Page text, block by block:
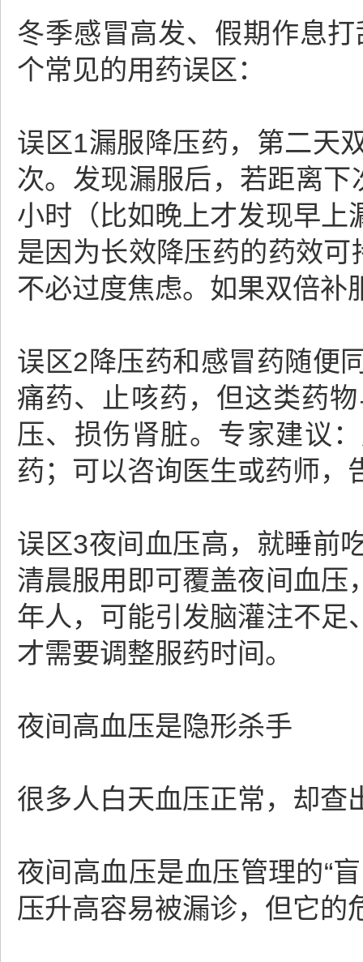
冬季感冒高发、假期作息
个常见的用药误区：
误区1漏服降压药，第二天
次。发现漏服后，若距离
小时（比如晚上才发现早上
是因为长效降压药的药效
不必过度焦虑。如果双倍补
误区2降压药和感冒药随便
痛药、止咳药，但这类药
压、损伤肾脏。专家建议
药；可以咨询医生或药师，
误区3夜间血压高，就睡前
清晨服用即可覆盖夜间血压
年人，可能引发脑灌注不足
才需要调整服药时间。
夜间高血压是隐形杀手
很多人白天血压正常，却查
夜间高血压是血压管理的“
压升高容易被漏诊，但它的